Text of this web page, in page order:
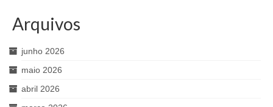
Arquivos
junho 2026
maio 2026
abril 2026